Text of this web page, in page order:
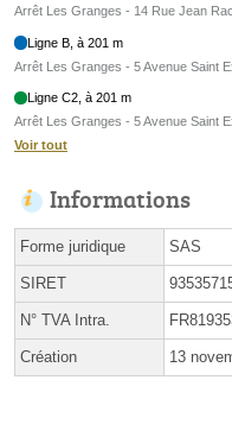
Arrêt Les Granges - 14 Rue Jean
Ligne B, à 201 m
Arrêt Les Granges - 5 Avenue Saint
Ligne C2, à 201 m
Arrêt Les Granges - 5 Avenue Saint
Voir tout
Informations
Forme juridique SAS
SIRET
N° TVA Intra.
Création 13